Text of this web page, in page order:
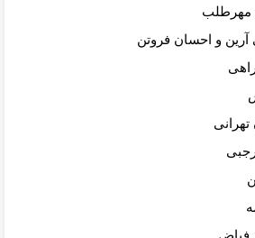
مهرطلب
آرین و احسان فروتن
تهرانی